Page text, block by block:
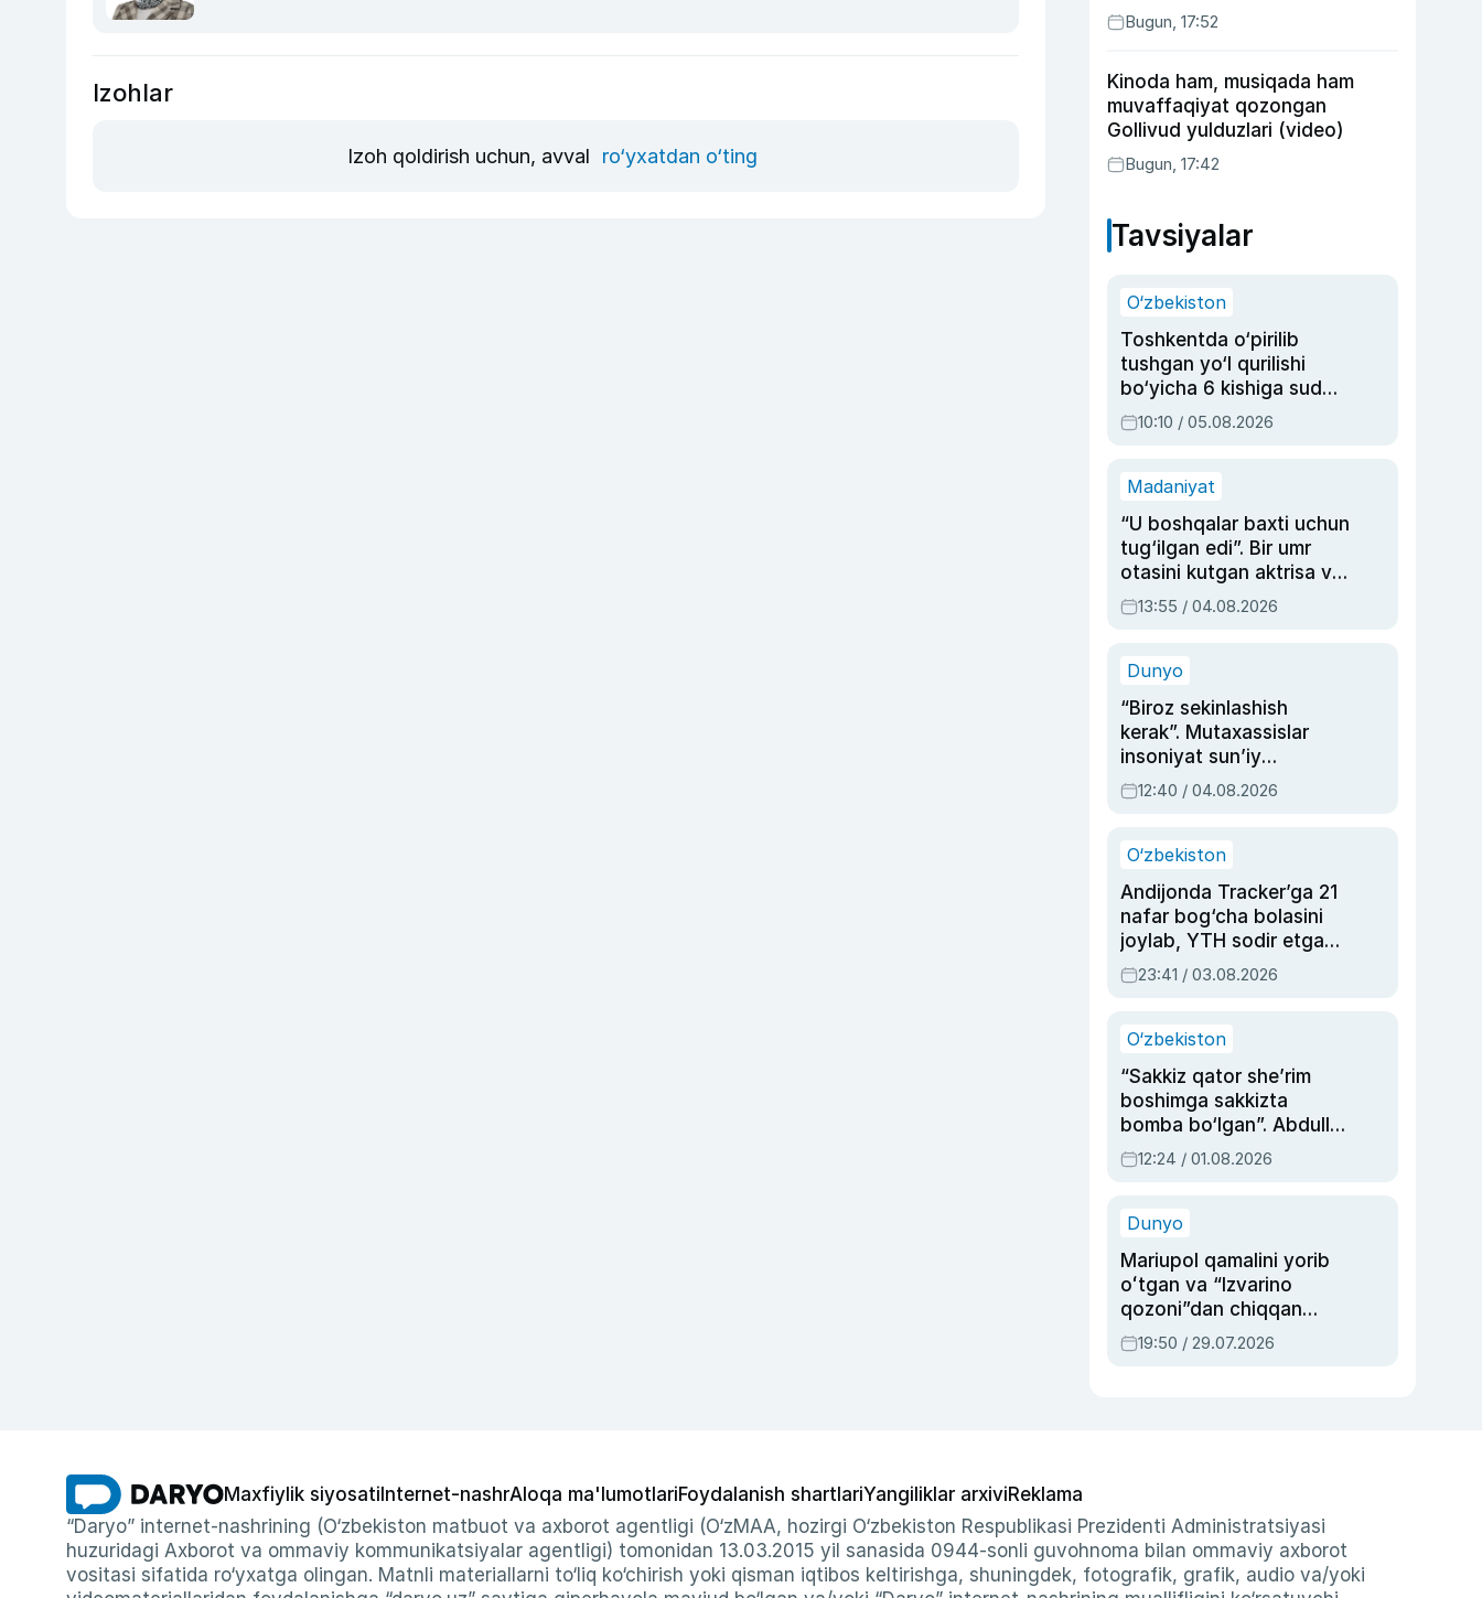
Izohlar
Izoh qoldirish uchun, avval ro‘yxatdan o‘ting
rejalashtirilmoqda
Bugun, 17:52
Kinoda ham, musiqada ham
muvaffaqiyat qozongan
Gollivud yulduzlari (video)
Bugun, 17:42
Tavsiyalar
O‘zbekiston
Toshkentda o‘pirilib
tushgan yo‘l qurilishi
bo‘yicha 6 kishiga sud
hukmi o‘qildi
10:10 / 05.08.2026
Madaniyat
“U boshqalar baxti uchun
tug‘ilgan edi”. Bir umr
otasini kutgan aktrisa va
dublyaj ustasi Rimma
Ahmedovaning
13:55 / 04.08.2026
Dunyo
“Biroz sekinlashish
kerak”. Mutaxassislar
insoniyat sun’iy
intellektni boshqara
olmay qolishidan xavotir
12:40 / 04.08.2026
O‘zbekiston
Andijonda Tracker’ga 21
nafar bog‘cha bolasini
joylab, YTH sodir etgan
ayolga sud hukmi o‘qildi
23:41 / 03.08.2026
O‘zbekiston
“Sakkiz qator she’rim
boshimga sakkizta
bomba bo‘lgan”. Abdulla
Oripovni siyosiy
ayblovlardan asrab
12:24 / 01.08.2026
Dunyo
Mariupol qamalini yorib
oʻtgan va “Izvarino
qozoni”dan chiqqan
qahramon — Ukraina
armiyasi bosh
19:50 / 29.07.2026
Maxfiylik siyosati Internet-nashrAloqa ma'lumotlariFoydalanish shartlariYangiliklar arxiviReklama
“Daryo” internet-nashrining (O‘zbekiston matbuot va axborot agentligi (O‘zMAA, hozirgi O‘zbekiston Respublikasi Prezidenti Administratsiyasi
huzuridagi Axborot va ommaviy kommunikatsiyalar agentligi) tomonidan 13.03.2015 yil sanasida 0944-sonli guvohnoma bilan ommaviy axborot
vositasi sifatida ro‘yxatga olingan. Matnli materiallarni to‘liq ko‘chirish yoki qisman iqtibos keltirishga, shuningdek, fotografik, grafik, audio va/yoki